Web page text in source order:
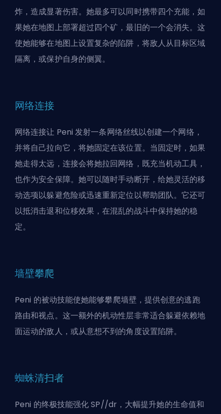
炸，造成显著伤害。她最多可以同时携带四个充能，如
果她在地图上部署超过四个矿，最旧的一个会消失。这
使她能够在地图上设置复杂的陷阱，将敌人从目标区域
隔离，或保护自身的侧翼。
网络连接
网络连接让 Peni 发射一条网络丝线以创建一个网络，
并将自己拉向它，将她固定在该位置。当固定时，如果
她走得太远，连接会将她拉回网络，既充当机动工具，
也作为安全保障。她可以随时手动断开，给她灵活的移
动选项以躲避危险或迅速重新定位以帮助团队。它还可
以抵消击退和位移效果，在混乱的战斗中保持她的稳
定。
墙壁攀爬
Peni 的被动技能使她能够攀爬墙壁，提供创意的逃跑
路由和视点。这一额外的机动性层非常适合躲避依赖地
面运动的敌人，或从意想不到的角度设置陷阱。
蜘蛛清扫者
Peni 的终极技能强化 SP//dr，大幅提升她的生命值和